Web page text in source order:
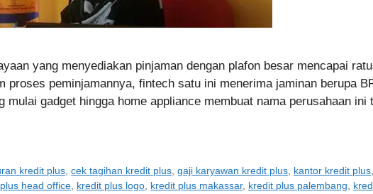
yang menyediakan pinjaman dengan plafon besar mencapai
proses peminjamannya, fintech satu ini menerima jaminan berupa
mulai gadget hingga home appliance membuat nama perusahaan
kredit plus ,cek tagihan kredit plus ,gaji karyawan kredit plus kantor kredit plus
head office kredit plus logo kredit plus makassar, kredit plus palembang